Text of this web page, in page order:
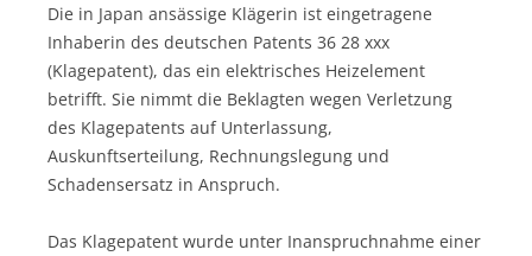
Die in Japan ansässige Klägerin ist eingetragene
Inhaberin des deutschen Patents 36 28 xxx
(Klagepatent), das ein elektrisches Heizelement
betrifft. Sie nimmt die Beklagten wegen Verletzung
des Klagepatents auf Unterlassung,
Auskunftserteilung, Rechnungslegung und
Schadensersatz in Anspruch.
Das Klagepatent wurde unter Inanspruchnahme einer